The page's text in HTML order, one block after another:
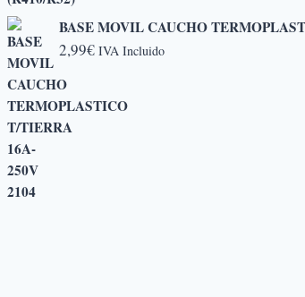
BASE MOVIL CAUCHO
2,99€ IVA Incluido